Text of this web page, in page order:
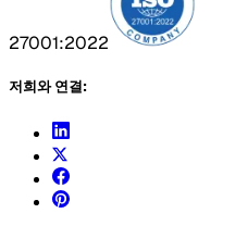
27001:2022
저희와 연결: